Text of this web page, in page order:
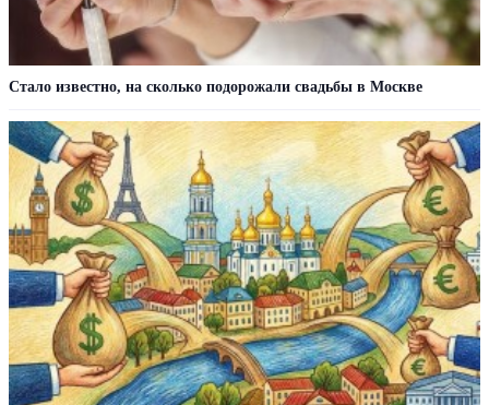
Стало известно, на сколько подорожали свадьбы в Москве